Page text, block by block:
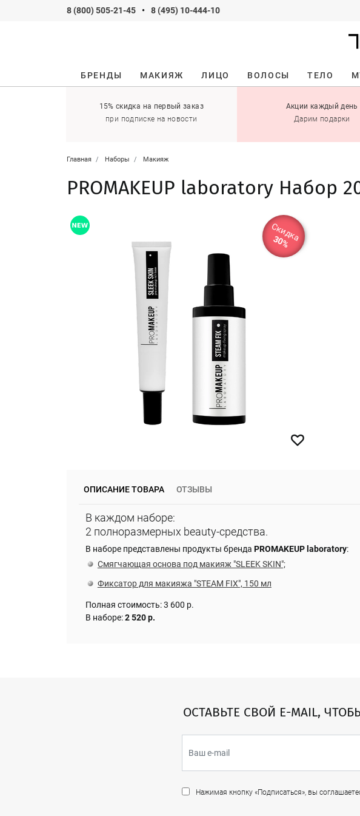
8 (800) 505-21-45 • 8 (495) 10-444-10
БРЕНДЫ МАКИЯЖ ЛИЦО ВОЛОСЫ ТЕЛО
15% скидка на первый заказ
при подписке на новости
Акции каждый день
Дарим подарки
Главная Наборы Макияж
PROMAKEUP laboratory Набор
Скидка
30%
ОПИСАНИЕ ТОВАРА
В каждом наборе:
2 полноразмерных beauty-средства.
В наборе представлены продукты бренда PROMAKEUP laboratory:
Смягчающая основа под макияж "SLEEK SKIN";
Фиксатор для макияжа "STEAM FIX", 150 мл
Полная стоимость: 3 600 р.
В наборе:2520 р.
ОТЗЫВЫ
ОСТАВЬТЕ СВОЙ E-MAIL,
Нажимая кнопку «Подписаться», вы